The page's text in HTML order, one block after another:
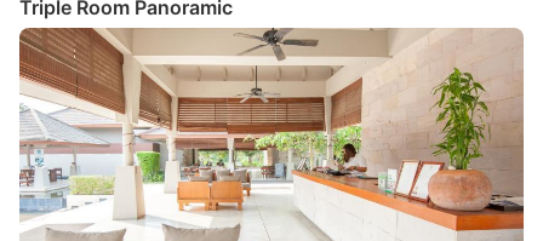
Triple Room Panoramic